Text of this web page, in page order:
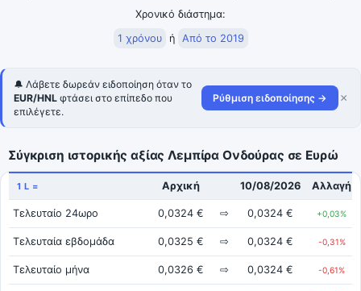
Χρονικό διάστημα:
1 χρόνου
ή Από το 2019
🔔 Λάβετε δωρεάν ειδοποίηση όταν το
EUR/HNL φτάσει στο επίπεδο που
επιλέγετε.
Ρύθμιση ειδοποίησης → ×
Σύγκριση ιστορικής αξίας Λεμπίρα Ονδούρας σε Ευρώ
1 L = Αρχική 10/08/2026 Αλλαγή
Τελευταίο 24ωρο 0,0324 € ⇨ 0,0324 € +0,03%
Τελευταία εβδομάδα 0,0325 € ⇨ 0,0324 € -0,31%
Τελευταίο μήνα 0,0326 € ⇨ 0,0324 € -0,61%